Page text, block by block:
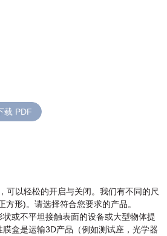
载 PDF
可以轻松的开启与关闭。我们有不同的尺
形)。请选择符合您要求的产品。
或不平坦接触表面的设备或大型物体提
盒是运输3D产品（例如测试座，光学器